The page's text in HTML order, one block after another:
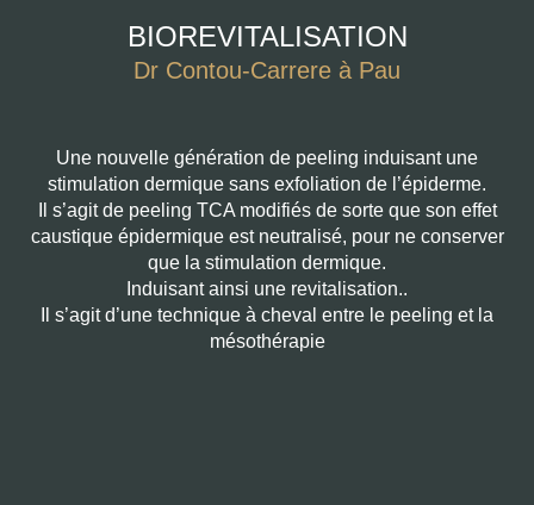
BIOREVITALISATION
Dr Contou-Carrere à Pau
Une nouvelle génération de peeling induisant une
stimulation dermique sans exfoliation de l’épiderme.
Il s’agit de peeling TCA modifiés de sorte que son effet
caustique épidermique est neutralisé, pour ne conserver
que la stimulation dermique.
Induisant ainsi une revitalisation..
Il s’agit d’une technique à cheval entre le peeling et la
mésothérapie